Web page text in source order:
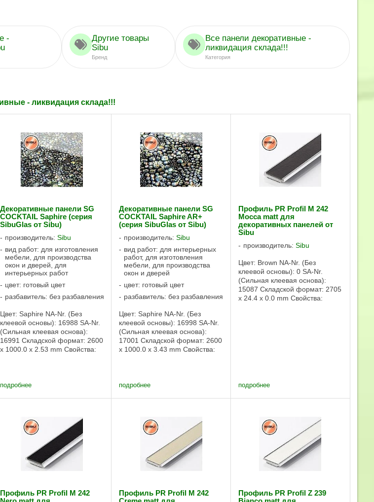
-
Другие товары
Sibu
Бренд
Все панели декоративные -
ликвидация склада!!!
Категория
- ликвидация склада!!!
Декоративные панели SG
COCKTAIL Saphire (серия
SibuGlas от Sibu)
производитель: Sibu
вид работ: для изготовления
мебели, для производства
окон и дверей, для
интерьерных работ
цвет: готовый цвет
разбавитель: без разбавления
Цвет: Saphire NA-Nr. (Без
клеевой основы): 16988 SA-Nr.
(Сильная клеевая основа):
16991 Складской формат: 2600
x 1000.0 x 2.53 mm Свойства:
влажных помещений Сильная
подробнее
Декоративные панели SG
COCKTAIL Saphire AR+
(серия SibuGlas от Sibu)
производитель: Sibu
вид работ: для интерьерных
работ, для изготовления
мебели, для производства
окон и дверей
цвет: готовый цвет
разбавитель: без разбавления
Цвет: Saphire NA-Nr. (Без
клеевой основы): 16998 SA-Nr.
(Сильная клеевая основа):
17001 Складской формат: 2600
x 1000.0 x 3.43 mm Свойства:
влажных помещений Без
подробнее
Профиль PR Profil M 242
Mocca matt для
декоративных панелей от
Sibu
производитель: Sibu
Цвет: Brown NA-Nr. (Без
клеевой основы): 0 SA-Nr.
(Сильная клеевая основа):
15087 Складской формат: 2705
x 24.4 x 0.0 mm Свойства:
подробнее
Профиль PR Profil M 242
Профиль PR Profil M 242
Профиль PR Profil Z 239